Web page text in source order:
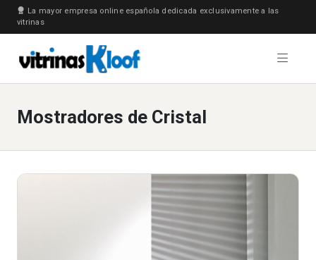
La mayor empresa online española dedicada exclusivamente a las
vitrinas
Mostradores de Cristal